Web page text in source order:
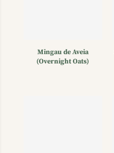
Mingau de Aveia
(Overnight Oats)